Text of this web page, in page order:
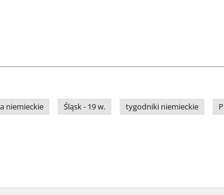
niemieckie Śląsk - 19 w. tygodniki niemieckie